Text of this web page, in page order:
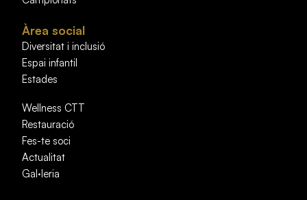
Àrea social
Diversitat i inclusió
Espai infantil
Estades
Wellness CTT
Restauració
Fes-te soci
Actualitat
Gal·leria